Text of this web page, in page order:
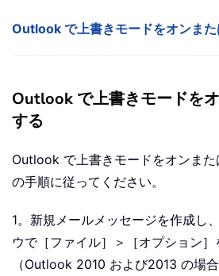
Outlook で上書きモードをオンまた
Outlook で上書きモードを
する
Outlook で上書きモードをオンま
の手順に従ってください。
1。新規メールメッセージを作成し
ウで［ファイル］＞［オプション
（Outlook 2010 および2013 の場合